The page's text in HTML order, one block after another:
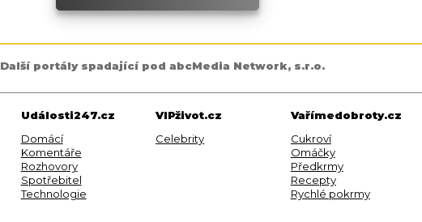
Další portály spadající pod abcMedia Network, s.r.o.
Události247.cz
Domácí
Komentáře
Rozhovory
Spotřebitel
Technologie
VIPživot.cz
Celebrity
Vařímedobroty.cz
Cukroví
Omáčky
Předkrmy
Recepty
Rychlé pokrmy